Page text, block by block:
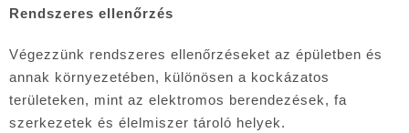
Rendszeres ellenőrzés
Végezzünk rendszeres ellenőrzéseket az épületben és
annak környezetében, különösen a kockázatos
területeken, mint az elektromos berendezések, fa
szerkezetek és élelmiszer tároló helyek.